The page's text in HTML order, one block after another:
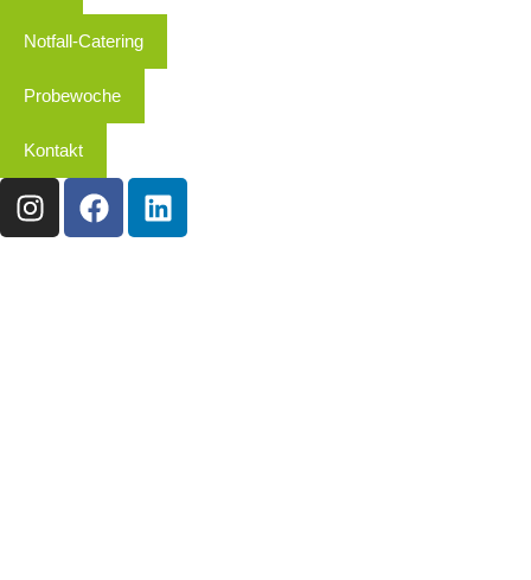
Notfall-Catering
Probewoche
Kontakt